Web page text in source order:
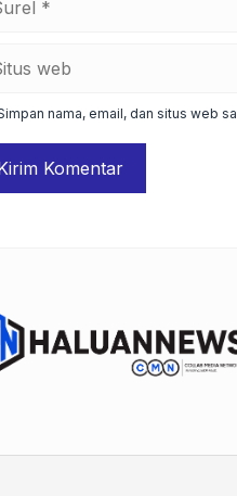
nama, email, dan situs web